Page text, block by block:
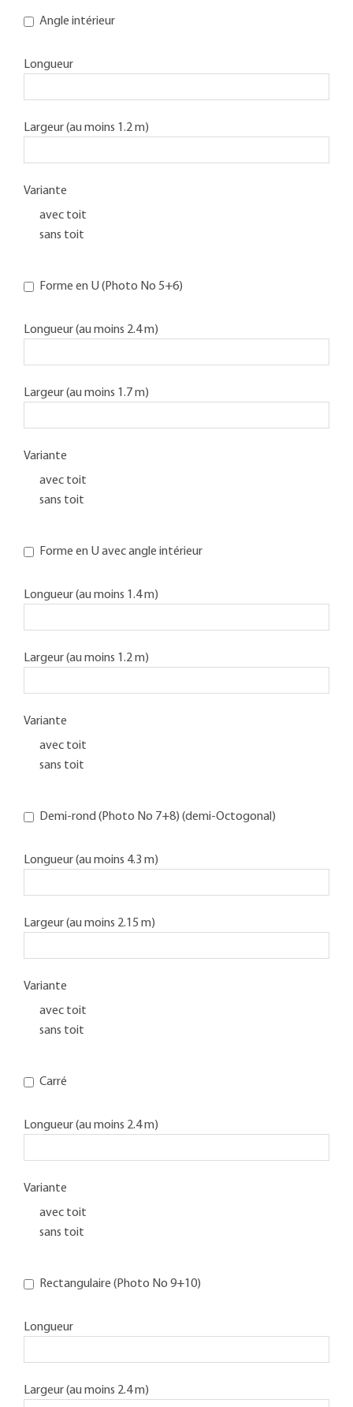
Angle intérieur
Longueur
Largeur (au moins 1.2 m)
Variante
avec toit
sans toit
Forme en U (Photo No 5+6)
Longueur (au moins 2.4 m)
Largeur (au moins 1.7 m)
Variante
avec toit
sans toit
Forme en U avec angle intérieur
Longueur (au moins 1.4 m)
Largeur (au moins 1.2 m)
Variante
avec toit
sans toit
Demi-rond (Photo No 7+8) (demi-Octogonal)
Longueur (au moins 4.3 m)
Largeur (au moins 2.15 m)
Variante
avec toit
sans toit
Carré
Longueur (au moins 2.4 m)
Variante
avec toit
sans toit
Rectangulaire (Photo No 9+10)
Longueur
Largeur (au moins 2.4 m)